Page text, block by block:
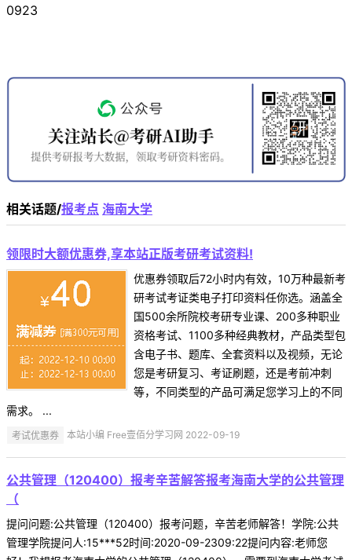
0923
相关话题/报考点 海南大学
领限时大额优惠券,享本站正版考研考试资料!
优惠券领取后72小时内有效，10万种最新考
研考试考证类电子打印资料任你选。涵盖全
国500余所院校考研专业课、200多种职业
资格考试、1100多种经典教材，产品类型包
含电子书、题库、全套资料以及视频，无论
您是考研复习、考证刷题，还是考前冲刺
等，不同类型的产品可满足您学习上的不同
需求。 ...
考试优惠券 本站小编 Free壹佰分学习网 2022-09-19
公共管理（120400）报考辛苦解答报考海南大学的公共管理
（
提问问题:公共管理（120400）报考问题，辛苦老师解答！学院:公共
管理学院提问人:15***52时间:2020-09-2309:22提问内容:老师您